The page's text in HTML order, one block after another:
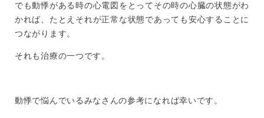
でも動悸がある時の心電図をとってその時の心臓の状態がわ
かれば、たとえそれが正常な状態であっても安心することに
つながります。
それも治療の一つです。
動悸で悩んでいるみなさんの参考になれば幸いです。